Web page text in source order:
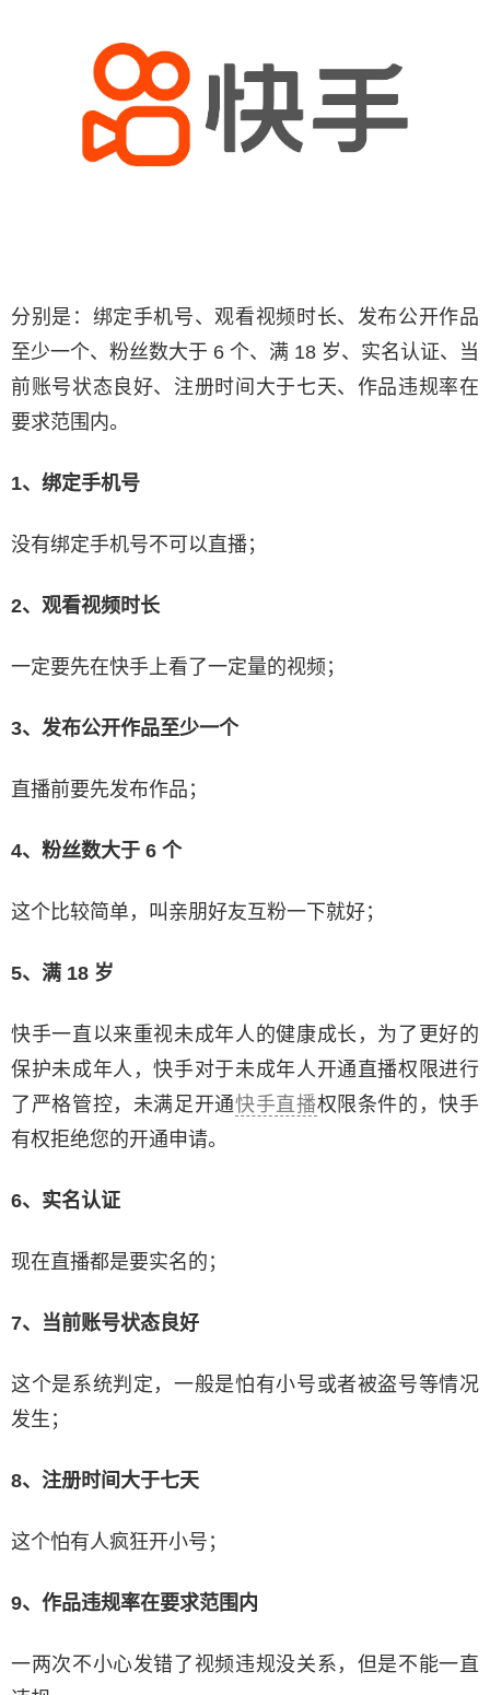
分别是：绑定手机号、观看视频时长、发布公开作品
至少一个、粉丝数大于 6 个、满 18 岁、实名认证、当
前账号状态良好、注册时间大于七天、作品违规率在
要求范围内。
1、绑定手机号
没有绑定手机号不可以直播；
2、观看视频时长
一定要先在快手上看了一定量的视频；
3、发布公开作品至少一个
直播前要先发布作品；
4、粉丝数大于 6 个
这个比较简单，叫亲朋好友互粉一下就好；
5、满 18 岁
快手一直以来重视未成年人的健康成长，为了更好的
保护未成年人，快手对于未成年人开通直播权限进行
了严格管控，未满足开通快手直播权限条件的，快手
有权拒绝您的开通申请。
6、实名认证
现在直播都是要实名的；
7、当前账号状态良好
这个是系统判定，一般是怕有小号或者被盗号等情况
发生；
8、注册时间大于七天
这个怕有人疯狂开小号；
9、作品违规率在要求范围内
一两次不小心发错了视频违规没关系，但是不能一直